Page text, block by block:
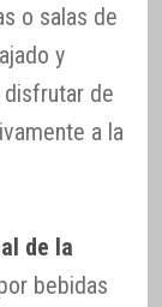
o salas de
y
disfrutar de
a la
de la
bebidas